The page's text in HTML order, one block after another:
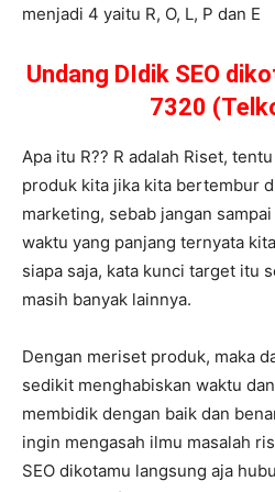
menjadi 4 yaitu R, O, L, P dan E
Undang DIdik SEO
7320
Apa itu R?? R adalah Riset,
produk kita jika kita bertembur
marketing, sebab jangan
waktu yang panjang ternyata
siapa saja, kata kunci target itu
masih banyak lainnya.
Dengan meriset produk, maka
sedikit menghabiskan waktu
membidik dengan baik dan
ingin mengasah ilmu masalah
SEO dikotamu langsung aja